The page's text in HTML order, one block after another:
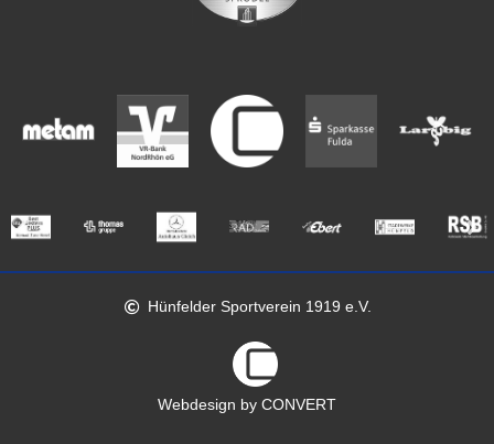
Hünfelder Sportverein 1919 e.V.
Webdesign by CONVERT